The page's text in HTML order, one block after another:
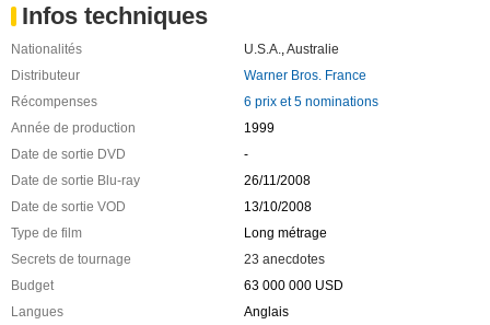
Infos techniques
Nationalités U.S.A.,Australie
Distributeur
Warner Bros. France
Récompenses
6 prix et 5 nominations
Année de production
1999
Date de sortie DVD
-
Date de sortie Blu-ray
26/11/2008
Date de sortie VOD
13/10/2008
Type de film
Long métrage
Secrets de tournage
23 anecdotes
Budget
63 000 000 USD
Langues
Anglais